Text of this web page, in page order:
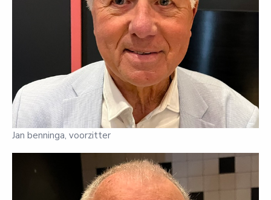
Jan benninga, voorzitter